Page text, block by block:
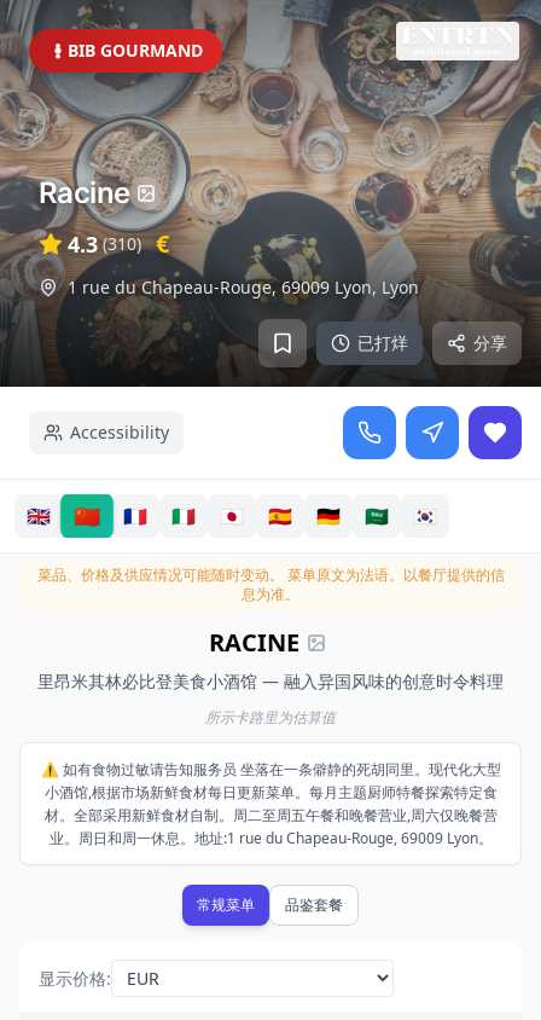
BIB GOURMAND
已打烊 分享
Racine
4.3 (310) €
1 rue du Chapeau-Rouge, 69009 Lyon,Lyon
Accessibility
🇬🇧 🇨🇳 🇫🇷 🇮🇹 🇯🇵 🇪🇸 🇩🇪 🇸🇦 🇰🇷
菜品、价格及供应情况可能随时变动。
菜单原文为法语。以餐厅提供的信
息为准。
RACINE
里昂米其林必比登美食小酒馆 — 融入异国风味的创意时令料理
所示卡路里为估算值
⚠️ 如有食物过敏请告知服务员 坐落在一条僻静的死胡同里。现代化大型
小酒馆,根据市场新鲜食材每日更新菜单。每月主题厨师特餐探索特定食
材。全部采用新鲜食材自制。周二至周五午餐和晚餐营业,周六仅晚餐营
业。周日和周一休息。地址:1 rue du Chapeau-Rouge, 69009 Lyon。
常规菜单 品鉴套餐
显示价格: